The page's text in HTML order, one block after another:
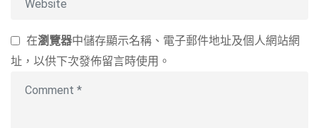
在瀏覽器中儲存顯示名稱、電子郵件地址及個人網站網
址，以供下次發佈留言時使用。